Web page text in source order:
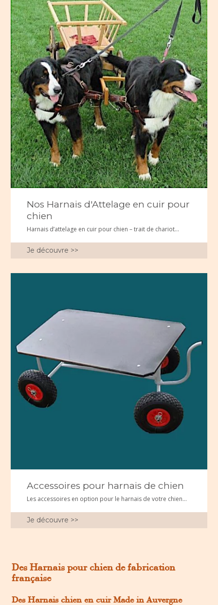
Nos Harnais d'Attelage en cuir pour
chien
Harnais d’attelage en cuir pour chien – trait de chariot...
Je découvre >>
Accessoires pour harnais de chien
Les accessoires en option pour le harnais de votre chien...
Je découvre >>
Des Harnais pour chien de fabrication
française
Des Harnais chien en cuir Made in Auvergne